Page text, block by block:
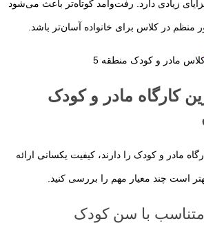
زیادی دارد. رفت‌وآمد کوتاه‌تر باعث می‌شود
در کلاس برای خانواده آسان‌تر باشد.
کارگاه مادر و کودک
مادر و کودک را دارند، کیفیت یکسانی ارائه
است چند معیار مهم را بررسی کنید.
متناسب با سن کودک